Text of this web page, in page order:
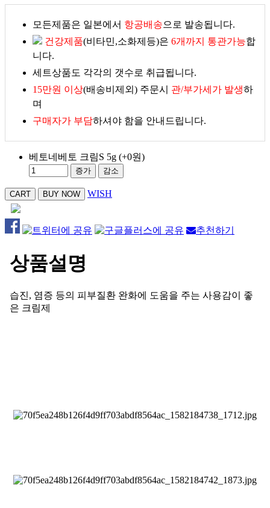
모든제품은 일본에서 항공배송으로 발송됩니다.
건강제품(비타민,소화제등)은 6개까지 통관가능합
니다.
세트상품도 각각의 갯수로 취급됩니다.
15만원 이상(배송비제외) 주문시 관/부가세가 발생하
며
구매자가 부담하셔야 함을 안내드립니다.
베토네베토 크림S 5g (+0원)
증가 감소
WISH
추천하기
상품설명
습진, 염증 등의 피부질환 완화에 도움을 주는 사용감이 좋
은 크림제